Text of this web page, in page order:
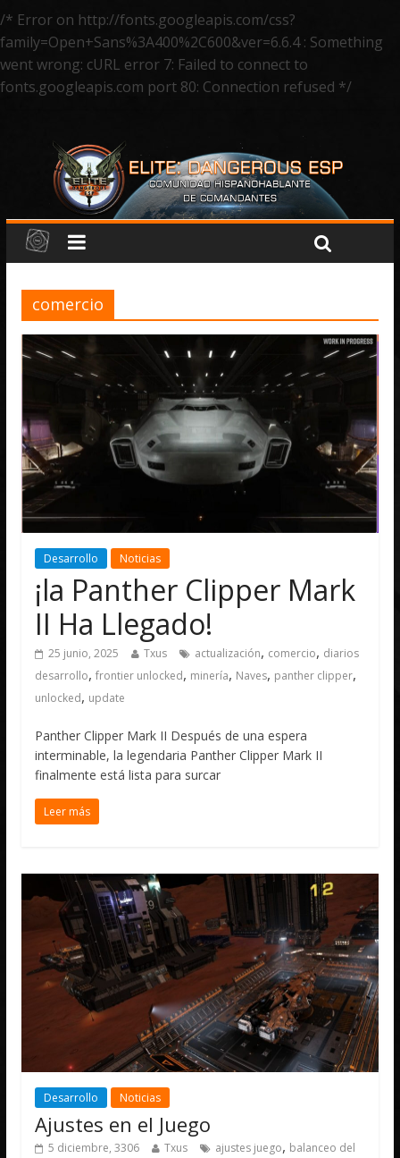
/* Error on http://fonts.googleapis.com/css?
family=Open+Sans%3A400%2C600&ver=6.6.4 : Something
went wrong: cURL error 7: Failed to connect to
fonts.googleapis.com port 80: Connection refused */
comercio
Desarrollo Noticias
¡la Panther Clipper Mark
II Ha Llegado!
25 junio, 2025 Txus actualización, comercio, diarios
desarrollo,frontier unlocked, minería, Naves, panther clipper,
unlocked, update
Panther Clipper Mark II Después de una espera
interminable, la legendaria Panther Clipper Mark II
finalmente está lista para surcar
Leer más
Desarrollo Noticias
Ajustes en el Juego
5 diciembre, 3306 Txus ajustes juego, balanceo del